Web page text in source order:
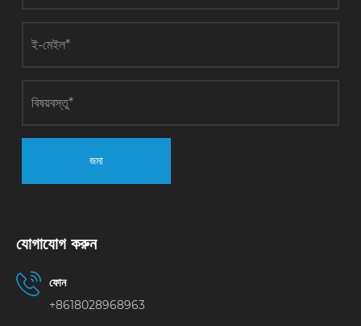
জমা
যোগাযোগ করুন
ফোন
+8618028968963